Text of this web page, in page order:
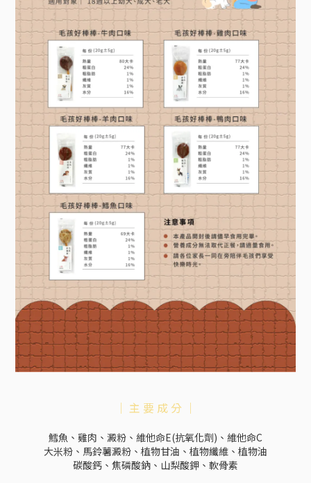
｜ 主 要 成 分 ｜
鱈魚、雞肉、澱粉、維他命E(抗氧化劑)、維他命C
大米粉、馬鈴薯澱粉、植物甘油、植物纖維、植物油
碳酸鈣、焦磷酸鈉、山梨酸鉀、軟骨素